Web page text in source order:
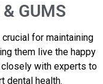
GUMS
for maintaining
them live the happy
with experts to
dental health.